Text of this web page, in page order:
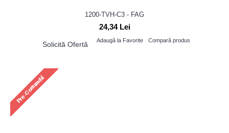
1200-TVH-C3 - FAG
24,34 Lei
Solicită Ofertă Adaugă la Favorite Compară produs